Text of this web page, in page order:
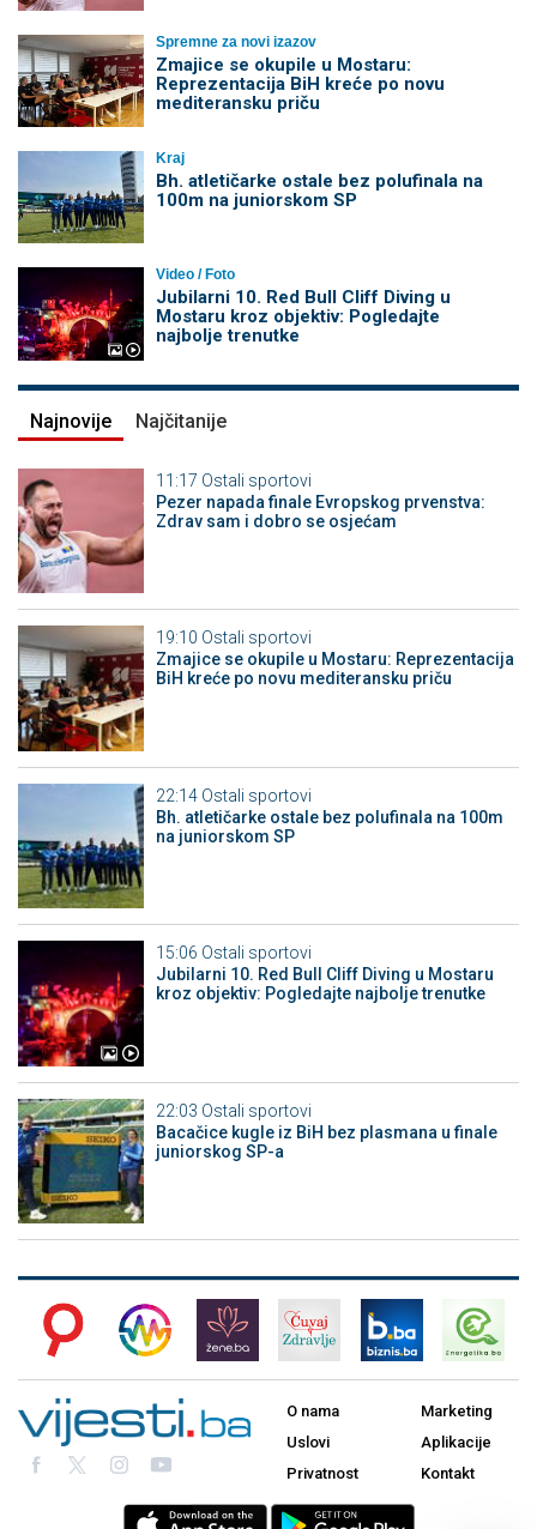
Spremne za novi izazov
Zmajice se okupile u Mostaru:
Reprezentacija BiH kreće po novu
mediteransku priču
Kraj
Bh. atletičarke ostale bez polufinala na
100m na juniorskom SP
Video / Foto
Jubilarni 10. Red Bull Cliff Diving u
Mostaru kroz objektiv: Pogledajte
najbolje trenutke
Najnovije Najčitanije
11:17 Ostali sportovi
Pezer napada finale Evropskog prvenstva:
Zdrav sam i dobro se osjećam
19:10 Ostali sportovi
Zmajice se okupile u Mostaru: Reprezentacija
BiH kreće po novu mediteransku priču
22:14 Ostali sportovi
Bh. atletičarke ostale bez polufinala na 100m
na juniorskom SP
15:06 Ostali sportovi
Jubilarni 10. Red Bull Cliff Diving u Mostaru
kroz objektiv: Pogledajte najbolje trenutke
22:03 Ostali sportovi
Bacačice kugle iz BiH bez plasmana u finale
juniorskog SP-a
O nama
Uslovi
Privatnost
Marketing
Aplikacije
Kontakt